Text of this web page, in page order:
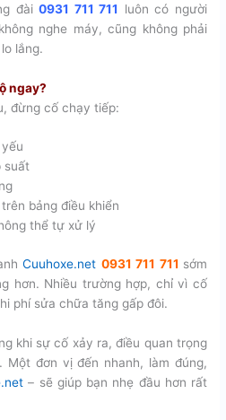
đài0931 711 711 luôn có người
nghe máy, cũng không phải
lắng.
ngay?
đừng cố chạy tiếp:
suất
bảng điều khiển
thể tự xử lý
Cuuhoxe.net 0931 711 711 sớm
hơn. Nhiều trường hợp, chỉ vì cố
phí sửa chữa tăng gấp đôi.
khi sự cố xảy ra, điều quan trọng
Một đơn vị đến nhanh, làm đúng,
– sẽ giúp bạn nhẹ đầu hơn rất